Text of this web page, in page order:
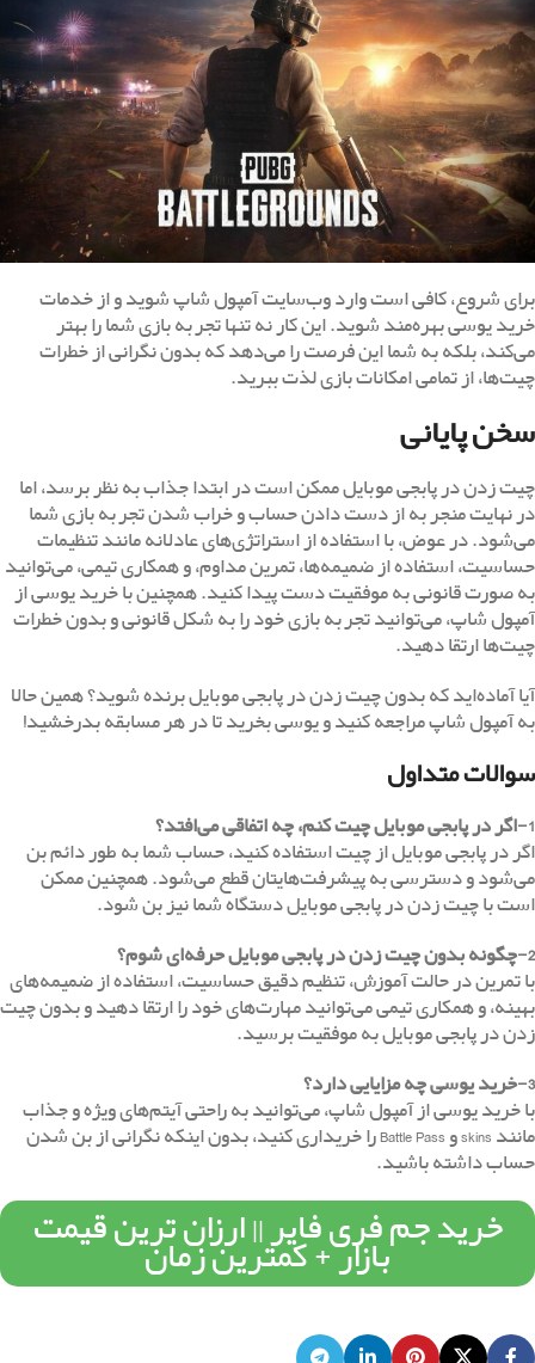
برای شروع، کافی است وارد وب‌سایت آمپول شاپ شوید و از خدمات
خرید یوسی بهره‌مند شوید. این کار نه تنها تجربه بازی شما را بهتر
می‌کند، بلکه به شما این فرصت را می‌دهد که بدون نگرانی از خطرات
چیت‌ها، از تمامی امکانات بازی لذت ببرید.
سخن پایانی
چیت زدن در پابجی موبایل ممکن است در ابتدا جذاب به نظر برسد، اما
در نهایت منجر به از دست دادن حساب و خراب شدن تجربه بازی شما
می‌شود. در عوض، با استفاده از استراتژی‌های عادلانه مانند تنظیمات
حساسیت، استفاده از ضمیمه‌ها، تمرین مداوم، و همکاری تیمی، می‌توانید
به صورت قانونی به موفقیت دست پیدا کنید. همچنین با خرید یوسی از
آمپول شاپ، می‌توانید تجربه بازی خود را به شکل قانونی و بدون خطرات
چیت‌ها ارتقا دهید.
آیا آماده‌اید که بدون چیت زدن در پابجی موبایل برنده شوید؟ همین حالا
به آمپول شاپ مراجعه کنید و یوسی بخرید تا در هر مسابقه بدرخشید!
سوالات متداول
1-اگر در پابجی موبایل چیت کنم، چه اتفاقی می‌افتد؟
اگر در پابجی موبایل از چیت استفاده کنید، حساب شما به طور دائم بن
می‌شود و دسترسی به پیشرفت‌هایتان قطع می‌شود. همچنین ممکن
است با چیت زدن در پابجی موبایل دستگاه شما نیز بن شود.
2-چگونه بدون چیت زدن در پابجی موبایل حرفه‌ای شوم؟
با تمرین در حالت آموزش، تنظیم دقیق حساسیت، استفاده از ضمیمه‌های
بهینه، و همکاری تیمی می‌توانید مهارت‌های خود را ارتقا دهید و بدون چیت
زدن در پابجی موبایل به موفقیت برسید.
3-خرید یوسی چه مزایایی دارد؟
با خرید یوسی از آمپول شاپ، می‌توانید به راحتی آیتم‌های ویژه و جذاب
مانند skins و Battle Pass را خریداری کنید، بدون اینکه نگرانی از بن شدن
حساب داشته باشید.
خرید جم فری فایر || ارزان ترین قیمت
بازار + کمترین زمان